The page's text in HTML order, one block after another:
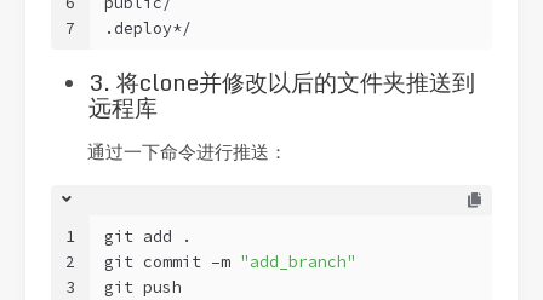
7
.deploy*/
3. 将clone并修改以后的文件夹推送到
远程库
通过一下命令进行推送：
1
2
3
git add .
git commit –m "add_branch"
git push